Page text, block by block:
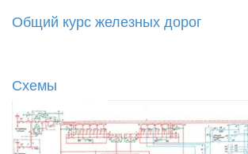
Общий курс железных дорог
Схемы